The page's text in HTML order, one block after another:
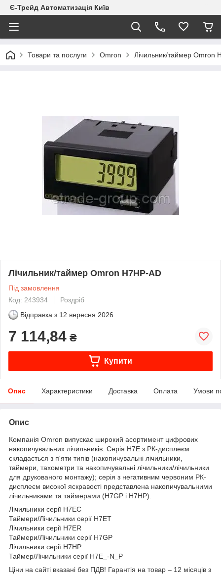
Є-Трейд Автоматизація Київ
Товари та послуги Omron Лічильник/таймер Omron
Лічильник/таймер Omron H7HP-AD
Під замовлення
Код: 243934
Роздріб
Відправка з 12 вересня 2026
7 114,84 ₴
Купити
Опис Характеристики Доставка Оплата Умови
Опис
Компанія Omron випускає широкий асортимент цифрових
накопичувальних лічильників. Серія H7E з РК-дисплеєм
складається з п'яти типів (накопичувальні лічильники,
таймери, тахометри та накопичувальні лічильники/лічильники
для друкованого монтажу); серія з негативним червоним РК-
дисплеєм високої яскравості представлена накопичувальними
лічильниками та таймерами (H7GP і H7HP).
Лічильники серії H7EC
Таймери/Лічильники серії H7ET
Лічильники серії H7ER
Таймери/Лічильники серії H7GP
Лічильники серії H7HP
Таймер/Лічильники серії H7E_-N_P
Ціни на сайті вказані без ПДВ! Гарантія на товар – 12 місяців з